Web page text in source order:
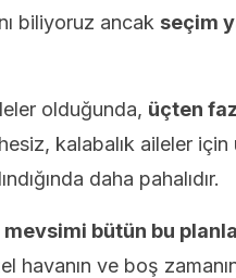
biliyoruz ancak seçim
olduğunda, üçten
kalabalık aileler
daha pahalıdır.
mevsimi bütün bu
havanın ve boş